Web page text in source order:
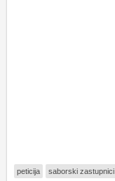
peticija saborski zastupnici